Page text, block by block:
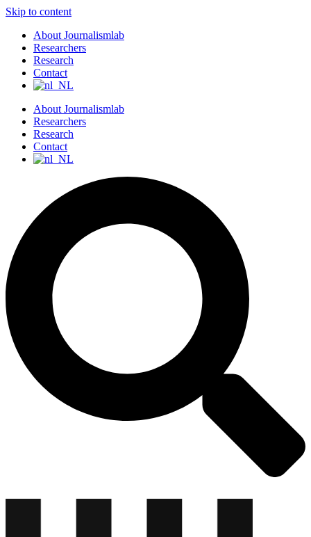
Skip to content
About Journalismlab
Researchers
Research
Contact
About Journalismlab
Researchers
Research
Contact